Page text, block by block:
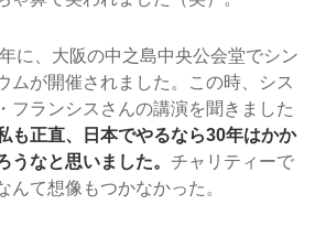
に、大阪の中之島中央公会堂でシン
ムが開催されました。この時、シス
フランシスさんの講演を聞きました
も正直、日本でやるなら30年はかか
うなと思いました。 チャリティーで
んて想像もつかなかった。